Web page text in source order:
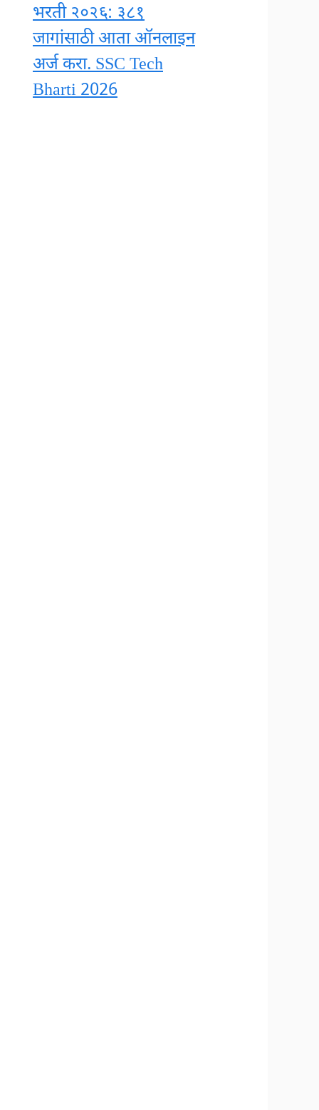
भरती २०२६: ३८१
जागांसाठी आता ऑनलाइन
अर्ज करा. SSC Tech
Bharti 2026